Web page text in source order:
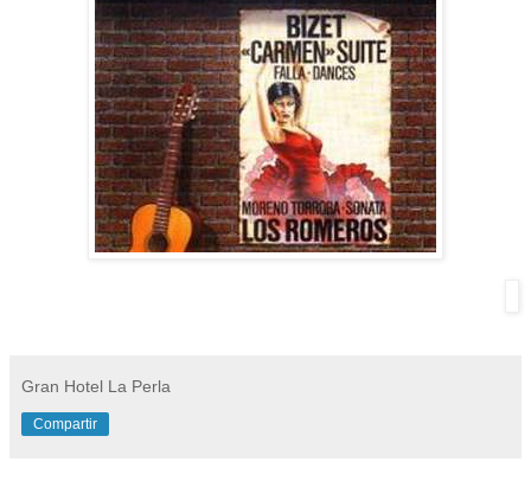
Gran Hotel La Perla
Compartir